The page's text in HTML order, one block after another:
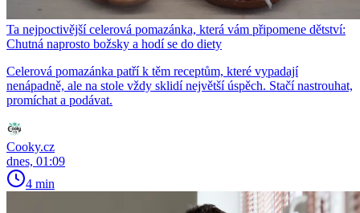
Ta nejpoctivější celerová pomazánka, která vám připomene dětství:
Chutná naprosto božsky a hodí se do diety
Celerová pomazánka patří k těm receptům, které vypadají
nenápadně, ale na stole vždy sklidí největší úspěch. Stačí nastrouhat,
promíchat a podávat.
Cooky.cz
dnes, 01:09
4 min